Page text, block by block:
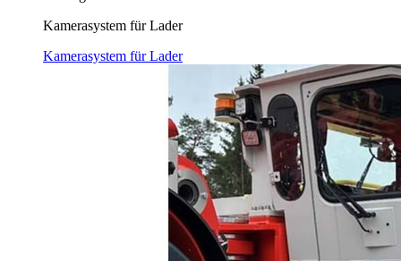
Kamerasystem für Lader
Kamerasystem für Lader